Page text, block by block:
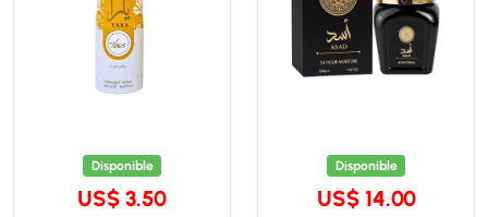
Disponible
US$ 3.50
Disponible
US$ 14.00